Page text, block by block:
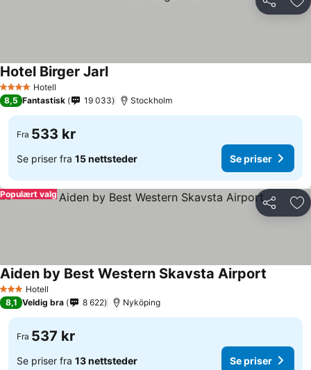
Del
4 StjernerHotell
Hotel Birger Jarl
8,5 Fantastisk 19 033 Stockholm
Fra 533 kr
Se priser fra 15 nettsteder Se priser
Del
Populært valg
3 StjernerHotell
Aiden by Best Western Skavsta Airport
8,1 Veldig bra 8 622 Nyköping
Fra 537 kr
Se priser fra 13 nettsteder Se priser